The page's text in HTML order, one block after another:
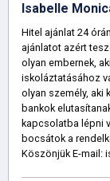
Isabelle
Hitel ajánlat 24
ajánlatot azért
olyan embernek,
iskoláztatásához
olyan személy, aki
bankok
kapcsolatba lépni
bocsátok a
Köszönjük E-mail: